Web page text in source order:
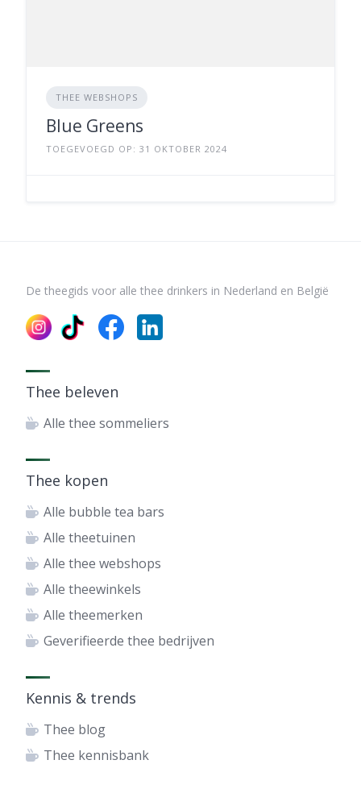
THEE WEBSHOPS
Blue Greens
TOEGEVOEGD OP: 31 OKTOBER 2024
De theegids voor alle thee drinkers in Nederland en België
Thee beleven
Alle thee sommeliers
Thee kopen
Alle bubble tea bars
Alle theetuinen
Alle thee webshops
Alle theewinkels
Alle theemerken
Geverifieerde thee bedrijven
Kennis & trends
Thee blog
Thee kennisbank